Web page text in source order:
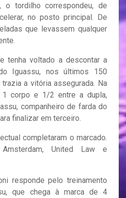
o tordilho correspondeu, de
no posto principal. De
que levassem qualquer
tenha voltado a descontar a
Iguassu, nos últimos 150
a vitória assegurada. Na
1 corpo e 1/2 entre a dupla,
companheiro de farda do
finalizar em terceiro.
completaram o marcado.
United Law e
responde pelo treinamento
que chega à marca de 4